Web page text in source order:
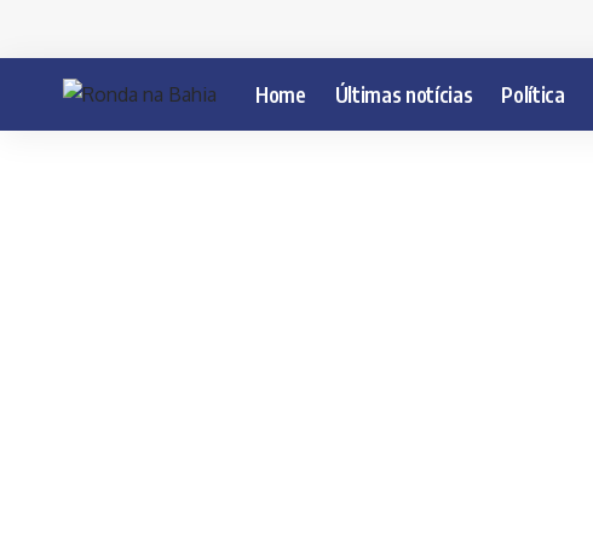
Home Últimas notícias Política